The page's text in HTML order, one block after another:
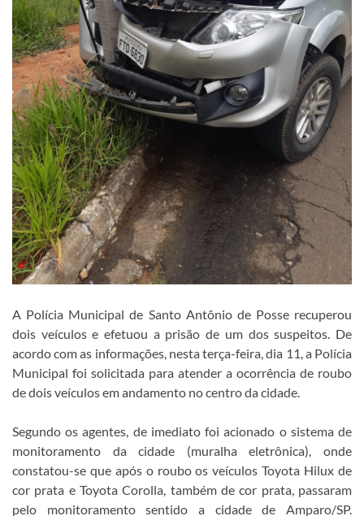
A Polícia Municipal de Santo Antônio de Posse recuperou
dois veículos e efetuou a prisão de um dos suspeitos. De
acordo com as informações, nesta terça-feira, dia 11, a Polícia
Municipal foi solicitada para atender a ocorrência de roubo
de dois veículos em andamento no centro da cidade.
Segundo os agentes, de imediato foi acionado o sistema de
monitoramento da cidade (muralha eletrônica), onde
constatou-se que após o roubo os veículos Toyota Hilux de
cor prata e Toyota Corolla, também de cor prata, passaram
pelo monitoramento sentido a cidade de Amparo/SP.